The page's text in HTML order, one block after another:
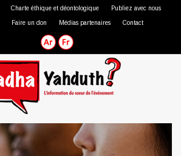
Charte éthique et déontologique Publiez avec nous
Faire un don Médias partenaires Contact